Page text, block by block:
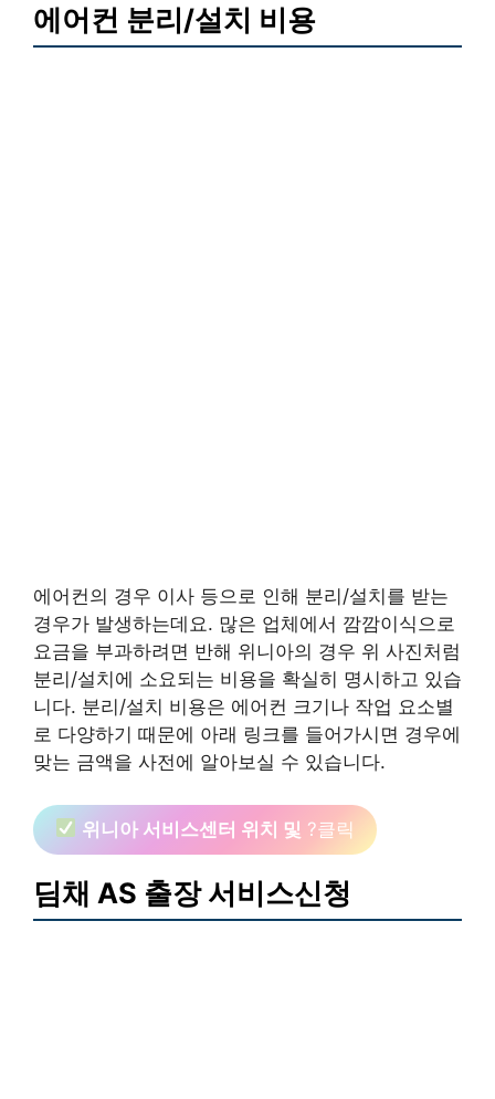
에어컨 분리/설치 비용
에어컨의 경우 이사 등으로 인해 분리/설치를 받는
경우가 발생하는데요. 많은 업체에서 깜깜이식으로
요금을 부과하려면 반해 위니아의 경우 위 사진처럼
분리/설치에 소요되는 비용을 확실히 명시하고 있습
니다. 분리/설치 비용은 에어컨 크기나 작업 요소별
로 다양하기 때문에 아래 링크를 들어가시면 경우에
맞는 금액을 사전에 알아보실 수 있습니다.
위니아 서비스센터 위치 및 ?클릭
딤채 AS 출장 서비스신청